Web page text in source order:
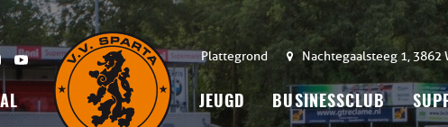
Plattegrond Nachtegaalsteeg 1, 3862
JEUGD BUSINESSCLUB